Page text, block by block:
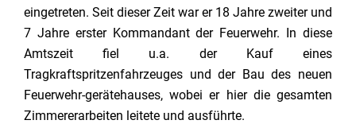
eingetreten. Seit dieser Zeit war er 18 Jahre zweiter und
7 Jahre erster Kommandant der Feuerwehr. In diese
Amtszeit fiel u.a. der Kauf eines
Tragkraftspritzenfahrzeuges und der Bau des neuen
Feuerwehr-gerätehauses, wobei er hier die gesamten
Zimmererarbeiten leitete und ausführte.